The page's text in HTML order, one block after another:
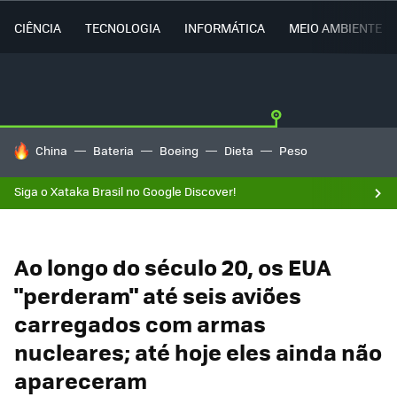
CIÊNCIA TECNOLOGIA INFORMÁTICA MEIO AMBIENTE
TENDÊNCIAS DO DIA
China Bateria Boeing Dieta Peso
Siga o Xataka Brasil no Google Discover!
Ao longo do século 20, os EUA
"perderam" até seis aviões
carregados com armas
nucleares; até hoje eles ainda não
apareceram